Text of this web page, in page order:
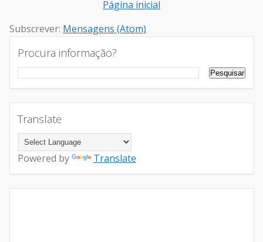
Página inicial
Subscrever: Mensagens (Atom)
Procura informação?
Translate
Powered by Translate